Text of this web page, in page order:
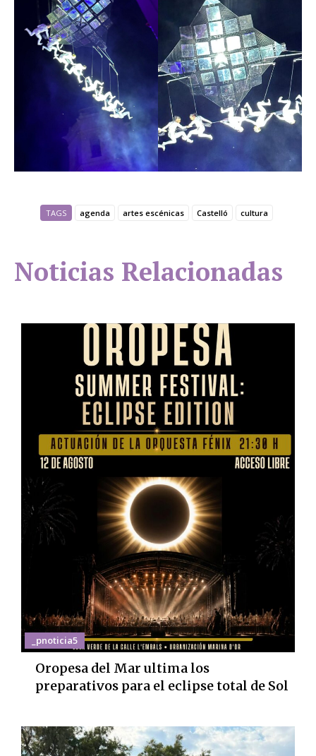
TAGS agenda artes escénicas Castelló cultura
Noticias Relacionadas
_pnoticia5
Oropesa del Mar ultima los
preparativos para el eclipse total de Sol